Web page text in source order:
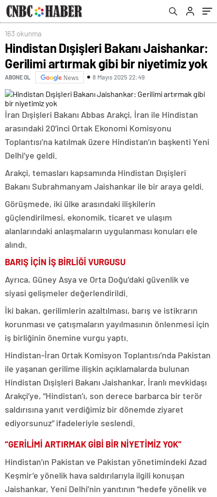
163 okunma
Hindistan Dışişleri Bakanı Jaishankar:
Gerilimi artırmak gibi bir niyetimiz yok
ABONE OL News 8 Mayıs 2025 22:49
İran Dışişleri Bakanı Abbas Arakçi, İran ile Hindistan
arasındaki 20’inci Ortak Ekonomi Komisyonu
Toplantısı’na katılmak üzere Hindistan’ın başkenti Yeni
Delhi’ye geldi.
Arakçi, temasları kapsamında Hindistan Dışişleri
Bakanı Subrahmanyam Jaishankar ile bir araya geldi.
Görüşmede, iki ülke arasındaki ilişkilerin
güçlendirilmesi, ekonomik, ticaret ve ulaşım
alanlarındaki anlaşmaların uygulanması konuları ele
alındı.
BARIŞ İÇİN İŞ BİRLİĞİ VURGUSU
Ayrıca, Güney Asya ve Orta Doğu’daki güvenlik ve
siyasi gelişmeler değerlendirildi.
İki bakan, gerilimlerin azaltılması, barış ve istikrarın
korunması ve çatışmaların yayılmasının önlenmesi için
iş birliğinin önemine vurgu yaptı.
Hindistan-İran Ortak Komisyon Toplantısı’nda Pakistan
ile yaşanan gerilime ilişkin açıklamalarda bulunan
Hindistan Dışişleri Bakanı Jaishankar, İranlı mevkidaşı
Arakçi’ye, “Hindistan’ı, son derece barbarca bir terör
saldırısına yanıt verdiğimiz bir dönemde ziyaret
ediyorsunuz” ifadeleriyle seslendi.
“GERİLİMİ ARTIRMAK GİBİ BİR NİYETİMİZ YOK”
Hindistan’ın Pakistan ve Pakistan yönetimindeki Azad
Keşmir’e yönelik hava saldırılarıyla ilgili konuşan
Jaishankar, Yeni Delhi’nin yanıtının “hedefe yönelik ve